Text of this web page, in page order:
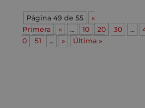
Página 49 de 55
«
Primera
« ... 10 20 30 ...
0
51 ... » Última »